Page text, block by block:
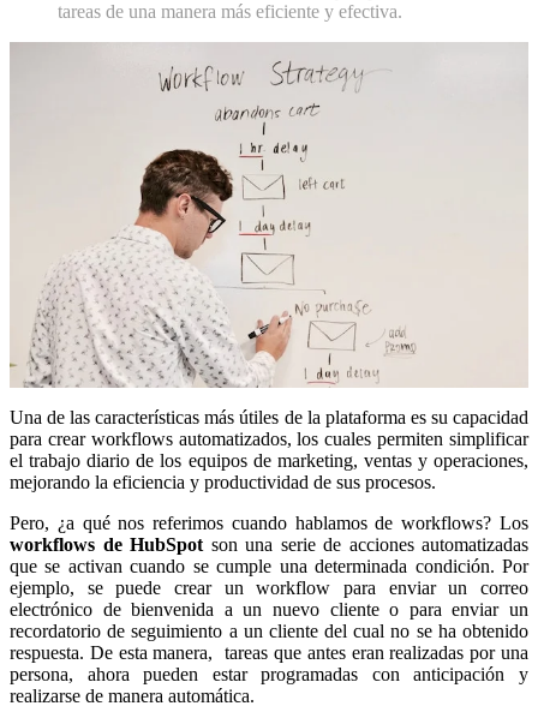
tareas de una manera más eficiente y efectiva.
Una de las características más útiles de la plataforma es su capacidad
para crear workflows automatizados, los cuales permiten simplificar
el trabajo diario de los equipos de marketing, ventas y operaciones,
mejorando la eficiencia y productividad de sus procesos.
Pero, ¿a qué nos referimos cuando hablamos de workflows? Los
workflows de HubSpot son una serie de acciones automatizadas
que se activan cuando se cumple una determinada condición. Por
ejemplo, se puede crear un workflow para enviar un correo
electrónico de bienvenida a un nuevo cliente o para enviar un
recordatorio de seguimiento a un cliente del cual no se ha obtenido
respuesta. De esta manera, tareas que antes eran realizadas por una
persona, ahora pueden estar programadas con anticipación y
realizarse de manera automática.